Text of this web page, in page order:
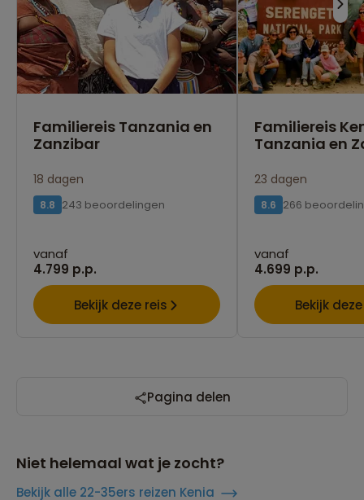
Familiereis Tanzania en
Zanzibar
18 dagen
8.8 243 beoordelingen
vanaf
4.799 p.p.
Bekijk deze reis
Familiereis
Tanzania en
23 dagen
8.6 266
vanaf
4.699 p.p.
Bekijk
Pagina delen
Niet helemaal wat je zocht?
Bekijk alle 22-35ers reizen Kenia